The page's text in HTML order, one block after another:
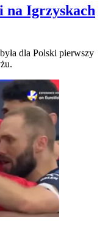
na Igrzyskach
dla Polski pierwszy